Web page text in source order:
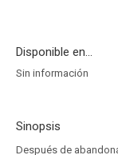
Disponible en...
Sin información
Sinopsis
Después de